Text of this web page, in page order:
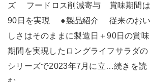
ズ フードロス削減寄与 賞味期間は
90日を実現 ●製品紹介 従来のおい
しさはそのままに製造日＋90日の賞味
期間を実現したロングライフサラダの
シリーズで2023年7月に立…続きを読